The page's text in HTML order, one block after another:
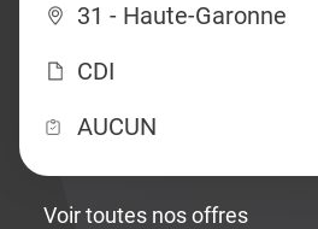
31 - Haute-Garonne
CDI
AUCUN
Voir toutes nos offres